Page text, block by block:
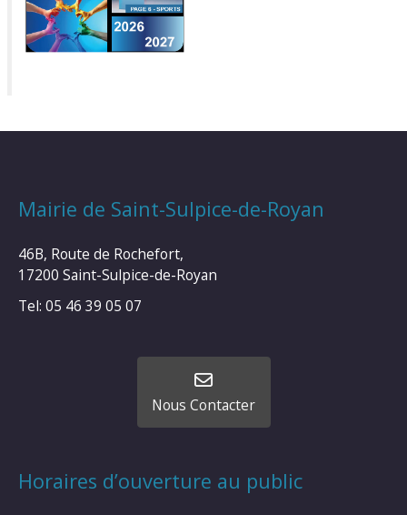
Mairie de Saint-Sulpice-de-Royan
46B, Route de Rochefort,
17200 Saint-Sulpice-de-Royan
Tel: 05 46 39 05 07
Nous Contacter
Horaires d’ouverture au public